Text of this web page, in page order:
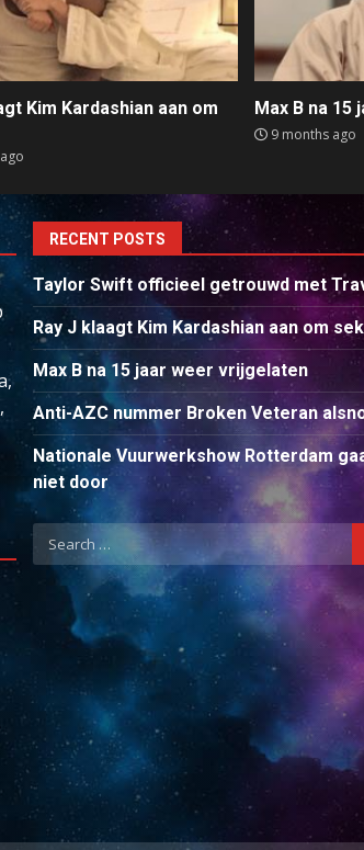
Kim Kardashian aan om
Max B na
9 months ago
RECENT POSTS
Taylor Swift officieel getrouwd met
Ray J klaagt Kim Kardashian aan om
Max B na 15 jaar weer vrijgelaten
Anti-AZC nummer Broken Veteran
Nationale Vuurwerkshow Rotterdam
niet door
Search
for: